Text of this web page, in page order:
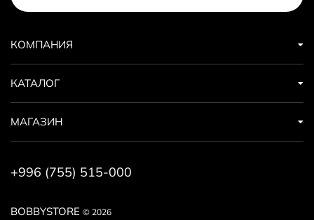
BOBBYSTORE © 2026
КОМПАНИЯ
КАТАЛОГ
МАГАЗИН
+996 (755) 515-000